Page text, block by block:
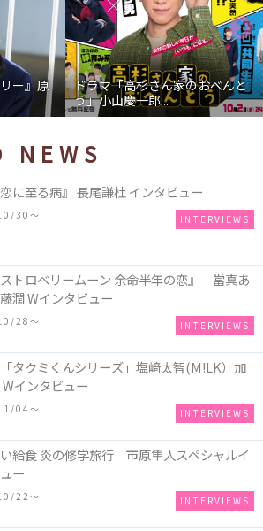
ー』原
ドラマ「高杉さん家のおべんと
う」小山慶一郎...
NEWS
映画『恋に至る病』 長尾謙杜 インタビュー
30〜 INTERVIEWS
トロベリームーン 余命半年の恋』 當真あ
潤 Wインタビュー
28〜 INTERVIEWS
タクミくんシリーズ」塩﨑太智(M!LK）加
インタビュー
04〜 INTERVIEWS
給食 炎の修学旅行 市原隼人スペシャルイ
ー
22〜 INTERVIEWS